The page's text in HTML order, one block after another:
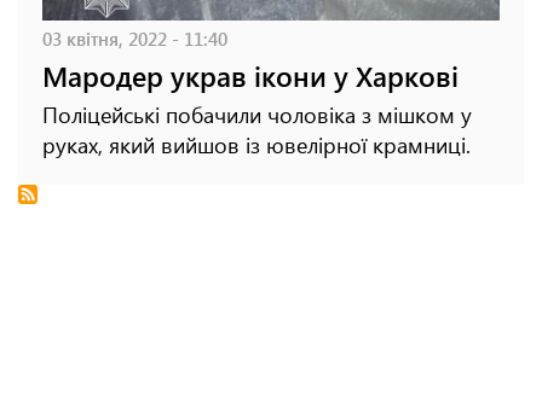
03 квітня, 2022 - 11:40
Мародер украв ікони у Харкові
Поліцейські побачили чоловіка з мішком у
руках, який вийшов із ювелірної крамниці.